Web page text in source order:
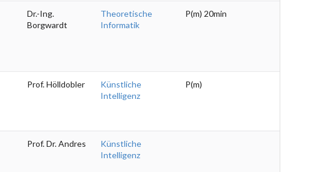
Dr.-Ing.
Borgwardt
Theoretische
Informatik
P(m) 20min
Prof. Hölldobler
Künstliche
Intelligenz
P(m)
Prof. Dr. Andres
Künstliche
Intelligenz